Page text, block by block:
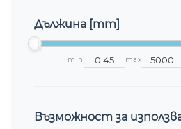
Дължина [mm]
min max
Възможност за